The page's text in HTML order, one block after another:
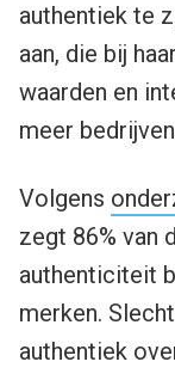
authentiek te
aan, die bij
waarden en
meer
Volgens
zegt 86% van
authenticiteit
merken.
authentiek